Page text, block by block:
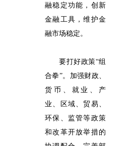
融稳定功能，创新
金融工具，维护金
融市场稳定。
要打好政策“组
合拳”。加强财政、
货币、就业、产
业、区域、贸易、
环保、监管等政策
和改革开放举措的